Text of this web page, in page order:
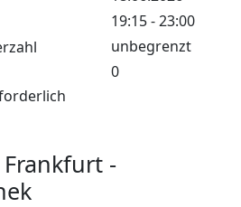
19:15 - 23:00
unbegrenzt
0
-